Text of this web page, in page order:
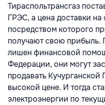
Тираспольтрансгаз
ГРЭС, а цена доставки
посредством которого
получают свою прибыль.
лишен финансовой
Федерации, они могут
продавать
высокой цене. И тогда
электроэнергии по